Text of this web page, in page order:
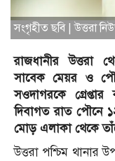
সংগৃহীত ছবি | উত্তরা
রাজধানীর উত্তরা
সাবেক মেয়র ও
সওদাগরকে
দিবাগত রাত পৌনে
মোড় এলাকা থেকে
উত্তরা পশ্চিম